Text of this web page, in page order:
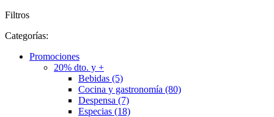
Filtros
Categorías:
Promociones
20% dto. y +
Bebidas (5)
Cocina y gastronomía (80)
Despensa (7)
Especias (18)